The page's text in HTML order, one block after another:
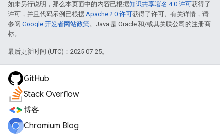
如未另行说明，那么本页面中的内容已根据知识共享署名 4.0 许可获得了
许可，并且代码示例已根据 Apache 2.0 许可获得了许可。有关详情，请
参阅 Google 开发者网站政策。Java 是 Oracle 和/或其关联公司的注册商
标。
最后更新时间 (UTC)：2025-07-25。
GitHub
Stack Overflow
博客
Chromium Blog